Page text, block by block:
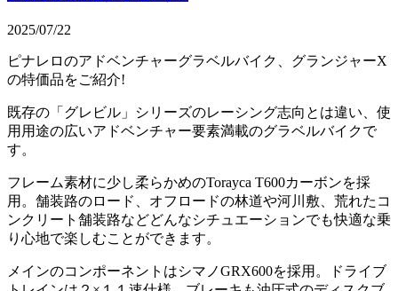
2025/07/22
ピナレロのアドベンチャーグラベルバイク、グランジャーX
の特価品をご紹介!
既存の「グレビル」シリーズのレーシング志向とは違い、使
用用途の広いアドベンチャー要素満載のグラベルバイクで
す。
フレーム素材に少し柔らかめのTorayca T600カーボンを採
用。舗装路のロード、オフロードの林道や河川敷、荒れたコ
ンクリート舗装路などどんなシチュエーションでも快適な乗
り心地で楽しむことができます。
メインのコンポーネントはシマノGRX600を採用。ドライブ